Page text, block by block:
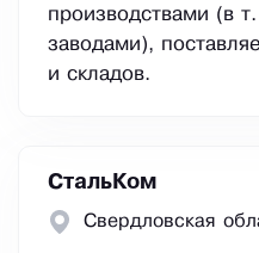
производствами (в
заводами),
и складов.
СтальКом
Свердловская